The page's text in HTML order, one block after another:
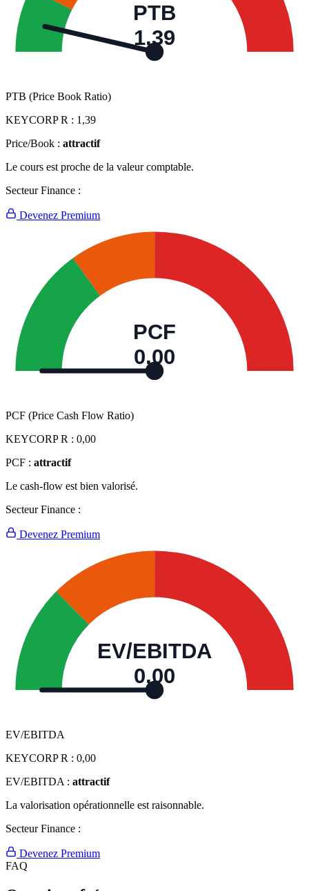
PTB
1,39
PTB (Price Book Ratio)
KEYCORP R : 1,39
Price/Book : attractif
Le cours est proche de la valeur comptable.
Secteur Finance :
Devenez Premium
PCF
0,00
PCF (Price Cash Flow Ratio)
KEYCORP R : 0,00
PCF : attractif
Le cash-flow est bien valorisé.
Secteur Finance :
Devenez Premium
EV/EBITDA
0,00
EV/EBITDA
KEYCORP R : 0,00
EV/EBITDA : attractif
La valorisation opérationnelle est raisonnable.
Secteur Finance :
Devenez Premium
FAQ